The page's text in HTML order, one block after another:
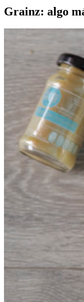
Grainz: algo